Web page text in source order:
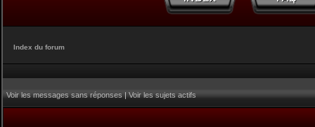
Index du forum
Voir les messages sans réponses|Voir les sujets actifs